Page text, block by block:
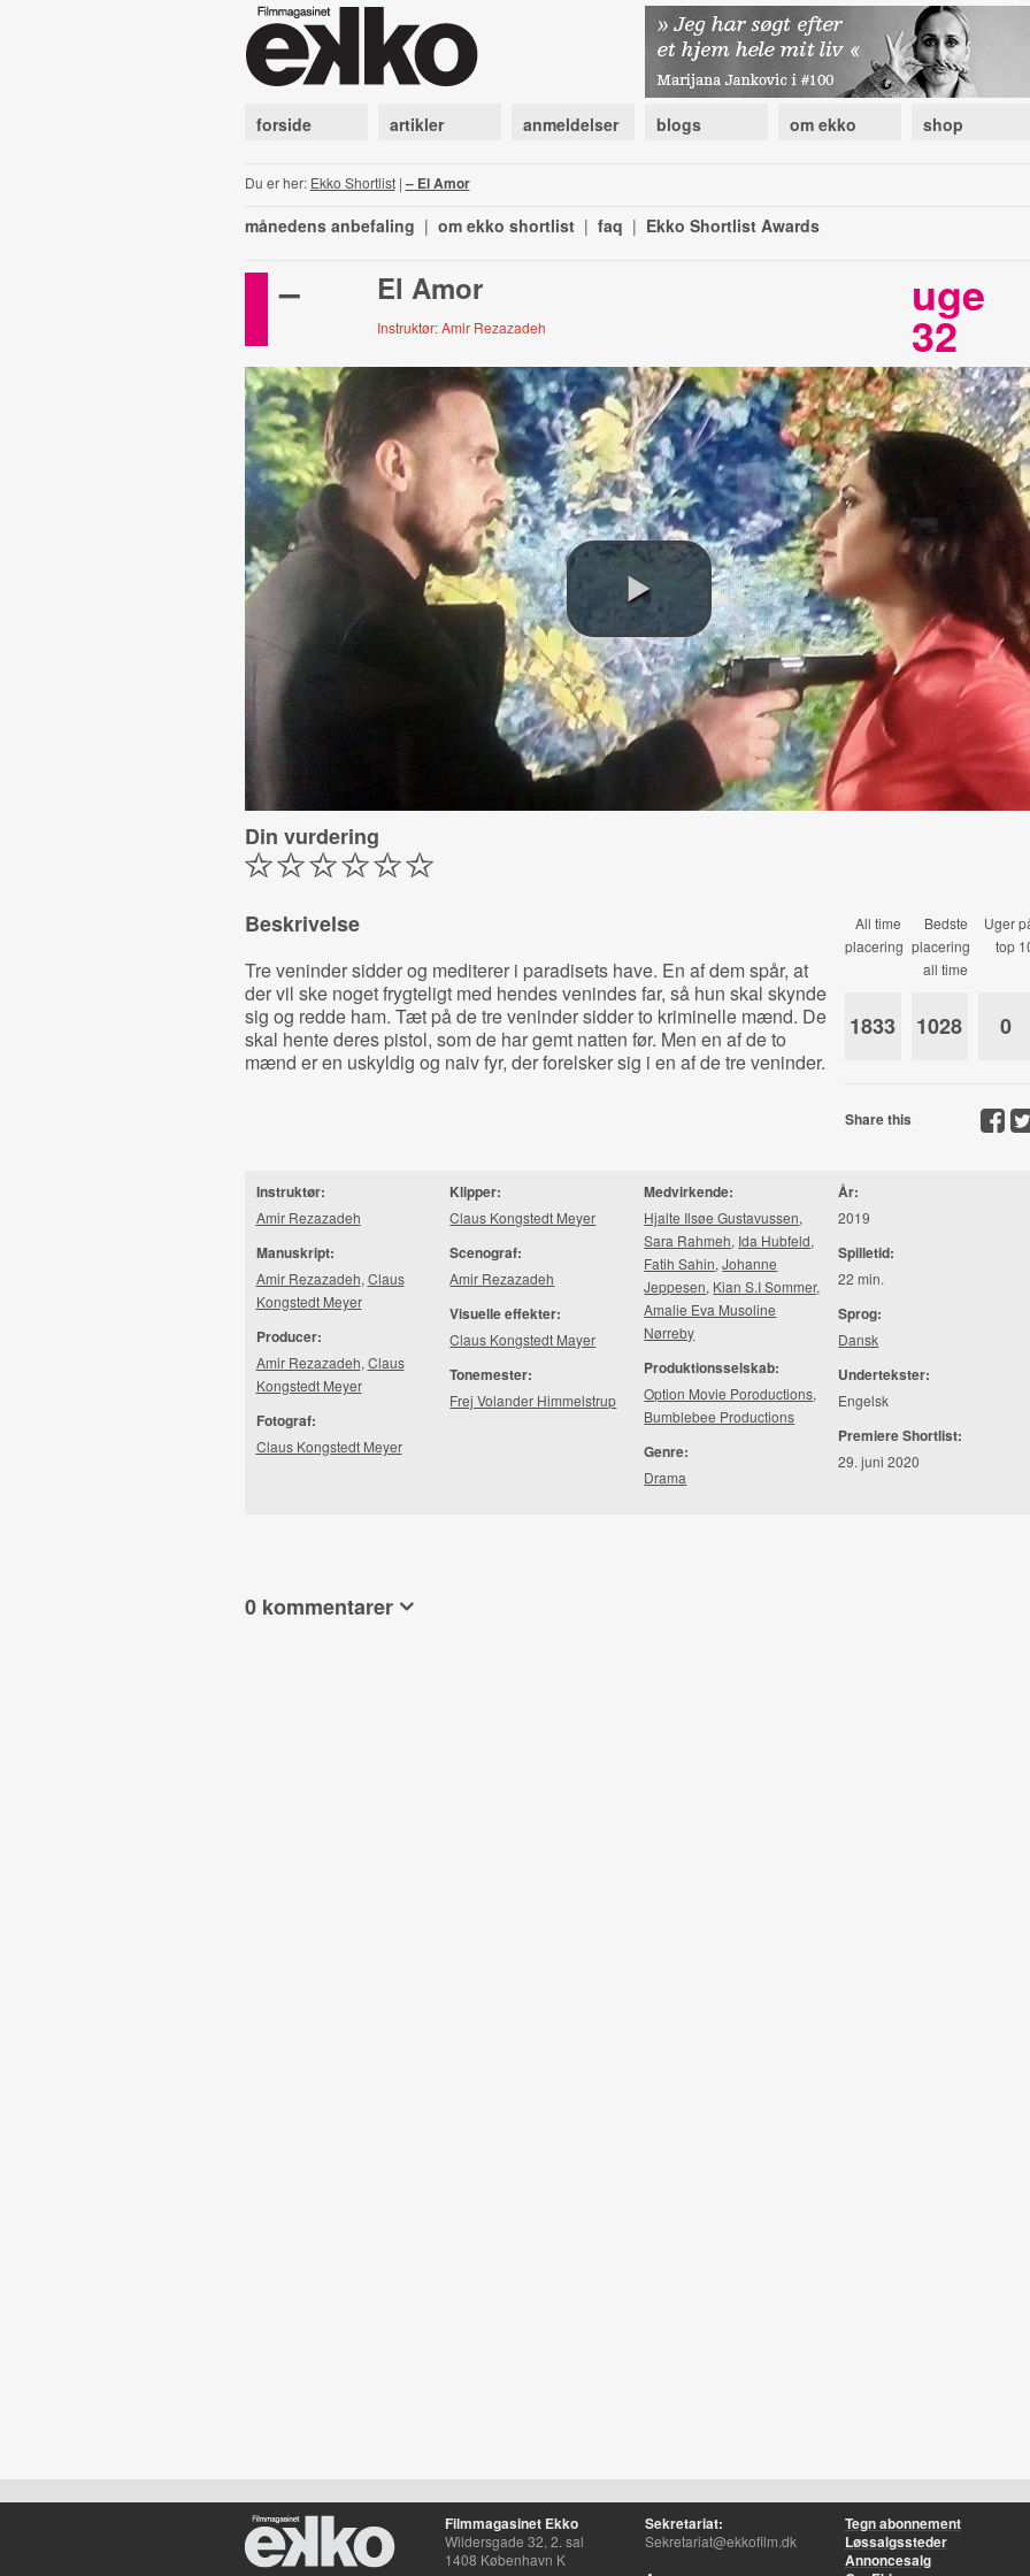
forside artikler anmeldelser blogs om ekko shop
Du er her: Ekko Shortlist| – El Amor
månedens anbefaling | om ekko shortlist | faq | Ekko Shortlist Awards
– El Amor
Instruktør: Amir Rezazadeh
uge
32
Din vurdering
Beskrivelse
Tre veninder sidder og mediterer i paradisets have. En af dem spår, at
der vil ske noget frygteligt med hendes venindes far, så hun skal skynde
sig og redde ham. Tæt på de tre veninder sidder to kriminelle mænd. De
skal hente deres pistol, som de har gemt natten før. Men en af de to
mænd er en uskyldig og naiv fyr, der forelsker sig i en af de tre veninder.
All time
placering
Bedste
placering
all time
Uger
top
1833 1028 0
Share this
Instruktør:
Amir Rezazadeh
Manuskript:
Amir Rezazadeh, Claus
Kongstedt Meyer
Producer:
Amir Rezazadeh, Claus
Kongstedt Meyer
Fotograf:
Claus Kongstedt Meyer
Klipper:
Claus Kongstedt Meyer
Scenograf:
Amir Rezazadeh
Visuelle effekter:
Claus Kongstedt Mayer
Tonemester:
Frej Volander Himmelstrup
Medvirkende:
Hjalte Ilsøe Gustavussen,
Sara Rahmeh, Ida Hubfeld,
Fatih Sahin,Johanne
Jeppesen, Kian S.I Sommer,
Amalie Eva Musoline
Nørreby
Produktionsselskab:
Option Movie Poroductions,
Bumblebee Productions
Genre:
Drama
År:
2019
Spilletid:
22 min.
Sprog:
Dansk
Undertekster:
Engelsk
Premiere Shortlist:
29. juni 2020
0 kommentarer
Filmmagasinet Ekko
Wildersgade 32, 2. sal
1408 København K
Sekretariat:
Sekretariat@ekkofilm.dk
Tegn abonnement
Løssalgssteder
Annoncesalg